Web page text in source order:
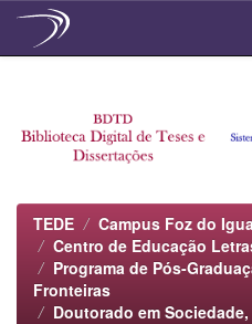
TEDE
Campus Foz do
Centro de Educação
Programa de Pós-
Fronteiras
Doutorado em